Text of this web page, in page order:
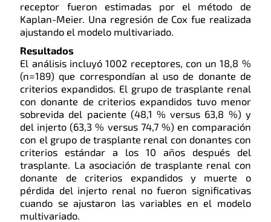
receptor fueron estimadas por el método de
Kaplan-Meier. Una regresión de Cox fue realizada
ajustando el modelo multivariado.
Resultados
El análisis incluyó 1002 receptores, con un 18,8 %
(n=189) que correspondían al uso de donante de
criterios expandidos. El grupo de trasplante renal
con donante de criterios expandidos tuvo menor
sobrevida del paciente (48,1 % versus 63,8 %) y
del injerto (63,3 % versus 74,7 %) en comparación
con el grupo de trasplante renal con donantes con
criterios estándar a los 10 años después del
trasplante. La asociación de trasplante renal con
donante de criterios expandidos y muerte o
pérdida del injerto renal no fueron significativas
cuando se ajustaron las variables en el modelo
multivariado.